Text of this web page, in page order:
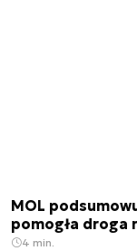
MOL
pomogła droga
4 min.